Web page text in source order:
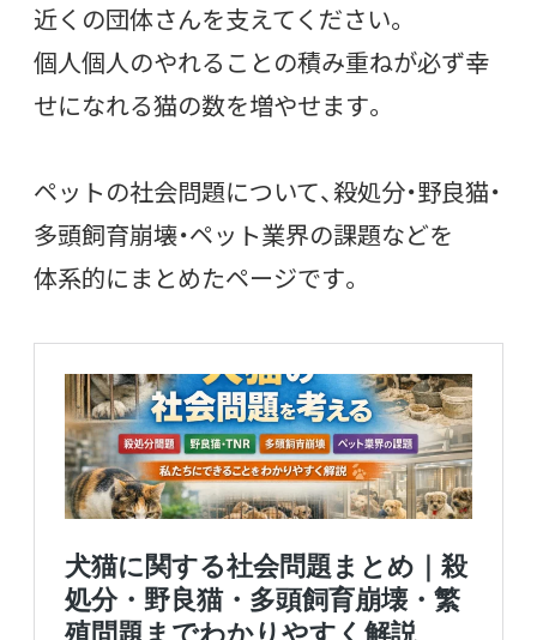
近くの団体さんを支えてください。
個人個人のやれることの積み重ねが必ず幸
せになれる猫の数を増やせます。
ペットの社会問題について、殺処分・野良猫・
多頭飼育崩壊・ペット業界の課題などを
体系的にまとめたページです。